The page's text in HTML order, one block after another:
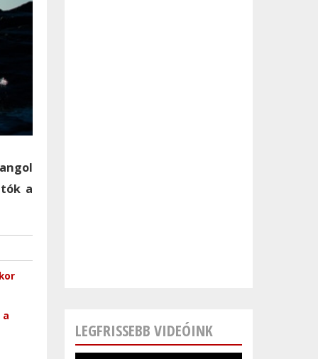
a
a
LEGFRISSEBB VIDEÓINK